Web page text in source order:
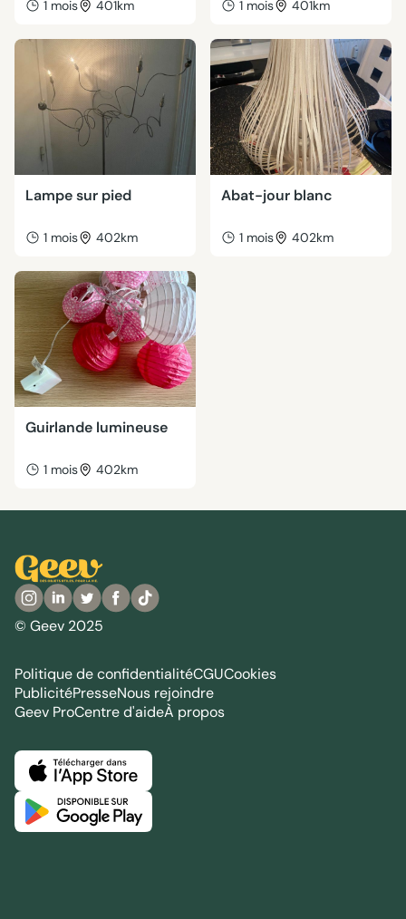
1 mois 401km 1 mois 401km
Lampe sur pied
1 mois 402km
Abat-jour blanc
1 mois 402km
Guirlande lumineuse
1 mois 402km
© Geev 2025
Politique de confidentialitéCGUCookies
PublicitéPresseNous rejoindre
Geev ProCentre d'aideÀ propos